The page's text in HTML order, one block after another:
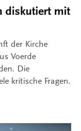
diskutiert mit
der Kirche
Voerde
Die
kritische Fragen.